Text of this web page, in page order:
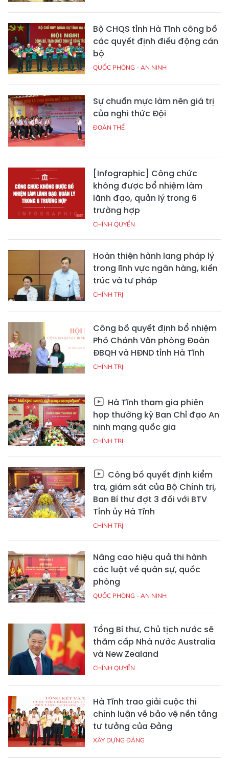
Bộ CHQS tỉnh Hà Tĩnh công bố
các quyết định điều động cán
bộ
QUỐC PHÒNG - AN NINH
Sự chuẩn mực làm nên giá trị
của nghi thức Đội
ĐOÀN THỂ
[Infographic] Công chức
không được bổ nhiệm làm
lãnh đạo, quản lý trong 6
trường hợp
CHÍNH QUYỀN
Hoàn thiện hành lang pháp lý
trong lĩnh vực ngân hàng, kiến
trúc và tư pháp
CHÍNH TRỊ
Công bố quyết định bổ nhiệm
Phó Chánh Văn phòng Đoàn
ĐBQH và HĐND tỉnh Hà Tĩnh
CHÍNH TRỊ
Hà Tĩnh tham gia phiên
họp thường kỳ Ban Chỉ đạo An
ninh mạng quốc gia
CHÍNH TRỊ
Công bố quyết định kiểm
tra, giám sát của Bộ Chính trị,
Ban Bí thư đợt 3 đối với BTV
Tỉnh ủy Hà Tĩnh
CHÍNH TRỊ
Nâng cao hiệu quả thi hành
các luật về quân sự, quốc
phòng
QUỐC PHÒNG - AN NINH
Tổng Bí thư, Chủ tịch nước sẽ
thăm cấp Nhà nước Australia
và New Zealand
CHÍNH QUYỀN
Hà Tĩnh trao giải cuộc thi
chính luận về bảo vệ nền tảng
tư tưởng của Đảng
XÂY DỰNG ĐẢNG